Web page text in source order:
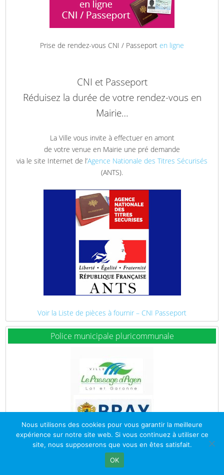
Prise de rendez-vous CNI / Passeport en ligne
CNI et Passeport
Réduisez la durée de votre rendez-vous en
Mairie…
La Ville vous invite à effectuer en amont
de votre venue en Mairie une pré demande
via le site Internet de l’Agence Nationale des Titres Sécurisés
(ANTS).
Voir la Liste de pièces à fournir – CNI Passeport
Police municipale pluricommunale
Nous utilisons des cookies pour vous garantir la meilleure
expérience sur notre site web. Si vous continuez à utiliser ce
site, nous supposerons que vous en êtes satisfait.
OK